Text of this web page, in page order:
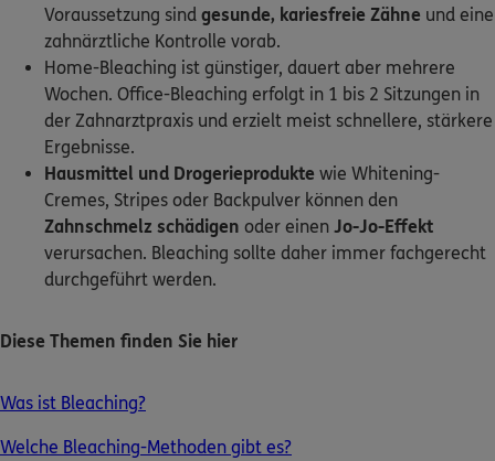
Meine Versicherungen
Sehen Sie auf einen Blick Ihre Versicherungen bei ERGO,
dem ERGO Rechtsschutz und der DKV.
Zum Kundenportal
Bequem online oder telefonisch.
Voraussetzung sind gesunde, kariesfreie Zähne und eine
zahnärztliche Kontrolle vorab.
Home-Bleaching ist günstiger, dauert aber mehrere
Wochen. Office-Bleaching erfolgt in 1 bis 2 Sitzungen in
der Zahnarztpraxis und erzielt meist schnellere, stärkere
Ergebnisse.
Hausmittel und Drogerieprodukte wie Whitening-
Cremes, Stripes oder Backpulver können den
Zahnschmelz schädigen oder einen Jo-Jo-Effekt
verursachen. Bleaching sollte daher immer fachgerecht
durchgeführt werden.
Diese Themen finden Sie hier
Was ist Bleaching?
Welche Bleaching-Methoden gibt es?